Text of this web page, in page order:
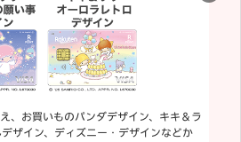
、お買いものパンダデザイン、キキ＆ラ
ザイン、ディズニー・デザインなどか